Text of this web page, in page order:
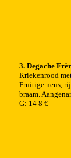
3. Degache
Kriekenrood
Fruitige neus,
braam.
G: 14 8 €